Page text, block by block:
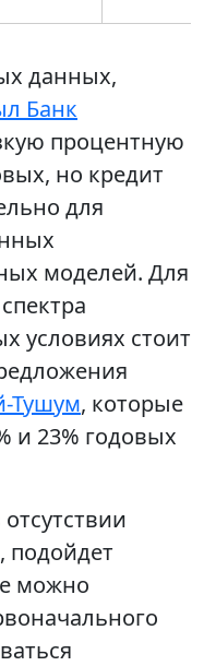
данных,
Банк
процентную
но кредит
для
моделей. Для
условиях стоит
Тушум, которые
и 23% годовых
подойдет
можно